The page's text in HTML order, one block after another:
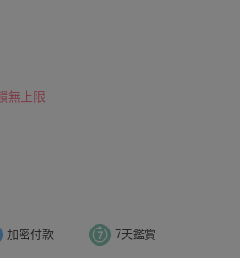
無上限
加密付款 7天鑑賞